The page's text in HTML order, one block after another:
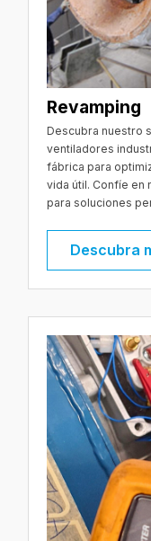
Revamping
Descubra nuestro
ventiladores
fábrica para
vida útil. Confíe en
para soluciones
Descubra